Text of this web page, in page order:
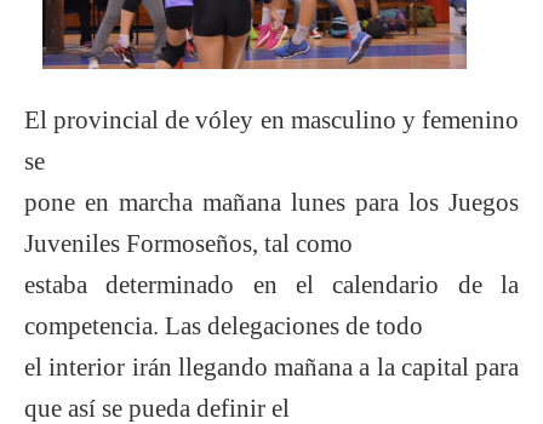
El provincial de vóley en masculino y femenino
se
pone en marcha mañana lunes para los Juegos
Juveniles Formoseños, tal como
estaba determinado en el calendario de la
competencia. Las delegaciones de todo
el interior irán llegando mañana a la capital para
que así se pueda definir el